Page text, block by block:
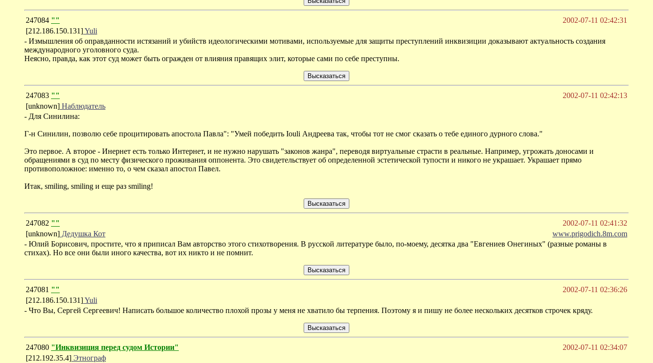
247084 ""
2002-07-11 02:42:31
[212.186.150.131]Yuli
- Измышления об оправданности истязаний и убийств идеологическими мотивами, используемые для защиты преступлений инквизиции доказывают актуальность создания
международного уголовного суда.
Неясно, правда, как этот суд может быть огражден от влияния правящих элит, которые сами по себе преступны.
247083 ""
2002-07-11 02:42:13
[unknown] Наблюдатель
- Для Синилина:
Г-н Синилин, позволю себе процитировать апостола Павла": "Умей победить Iouli Андреева так, чтобы тот не смог сказать о тебе единого дурного слова."
Это первое. А второе - Инернет есть только Интернет, и не нужно нарушать "законов жанра", переводя виртуальные страсти в реальные. Например, угрожать доносами и
обращениями в суд по месту физического проживания оппонента. Это свидетельствует об определенной эстетической тупости и никого не украшает. Украшает прямо
противоположное: именно то, о чем сказал апостол Павел.
Итак, smiling, smiling и еще раз smiling!
247082 ""
2002-07-11 02:41:32
[unknown] Дедушка Кот
www.prigodich.8m.com
- Юлий Борисович, простите, что я приписал Вам авторство этого стихотворения. В русской литературе было, по-моему, десятка два "Евгениев Онегиных" (разные романы в
стихах). Но все они были иного качества, вот их никто и не помнит.
247081 ""
2002-07-11 02:36:26
[212.186.150.131]Yuli
- Что Вы, Сергей Сергеевич! Написать большое количество плохой прозы у меня не хватило бы терпения. Поэтому я и пишу не более нескольких десятков строчек кряду.
247080 "Инквизиция перед судом Истории"
2002-07-11 02:34:07
[212.192.35.4] Этнограф